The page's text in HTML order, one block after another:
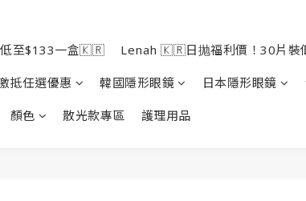
至$133一盒🇰🇷 Lenah 🇰🇷日抛福利價！30片
抵任選優惠 韓國隱形眼鏡 日本隱形眼鏡
顏色 散光款專區 護理用品